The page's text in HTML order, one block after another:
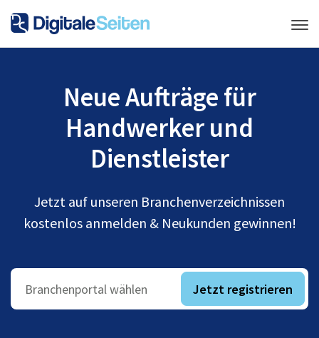
Neue Aufträge für
Handwerker und
Dienstleister
Jetzt auf unseren Branchenverzeichnissen
kostenlos anmelden & Neukunden gewinnen!
Branchenportal wählen Jetzt registrieren